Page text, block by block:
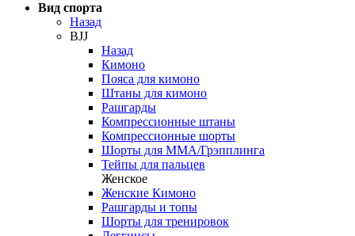
Вид спорта
Назад
BJJ
Назад
Кимоно
Пояса для кимоно
Штаны для кимоно
Рашгарды
Компрессионные штаны
Компрессионные шорты
Шорты для ММА/Грэпплинга
Тейпы для пальцев
Женское
Женские Кимоно
Рашгарды и топы
Шорты для тренировок